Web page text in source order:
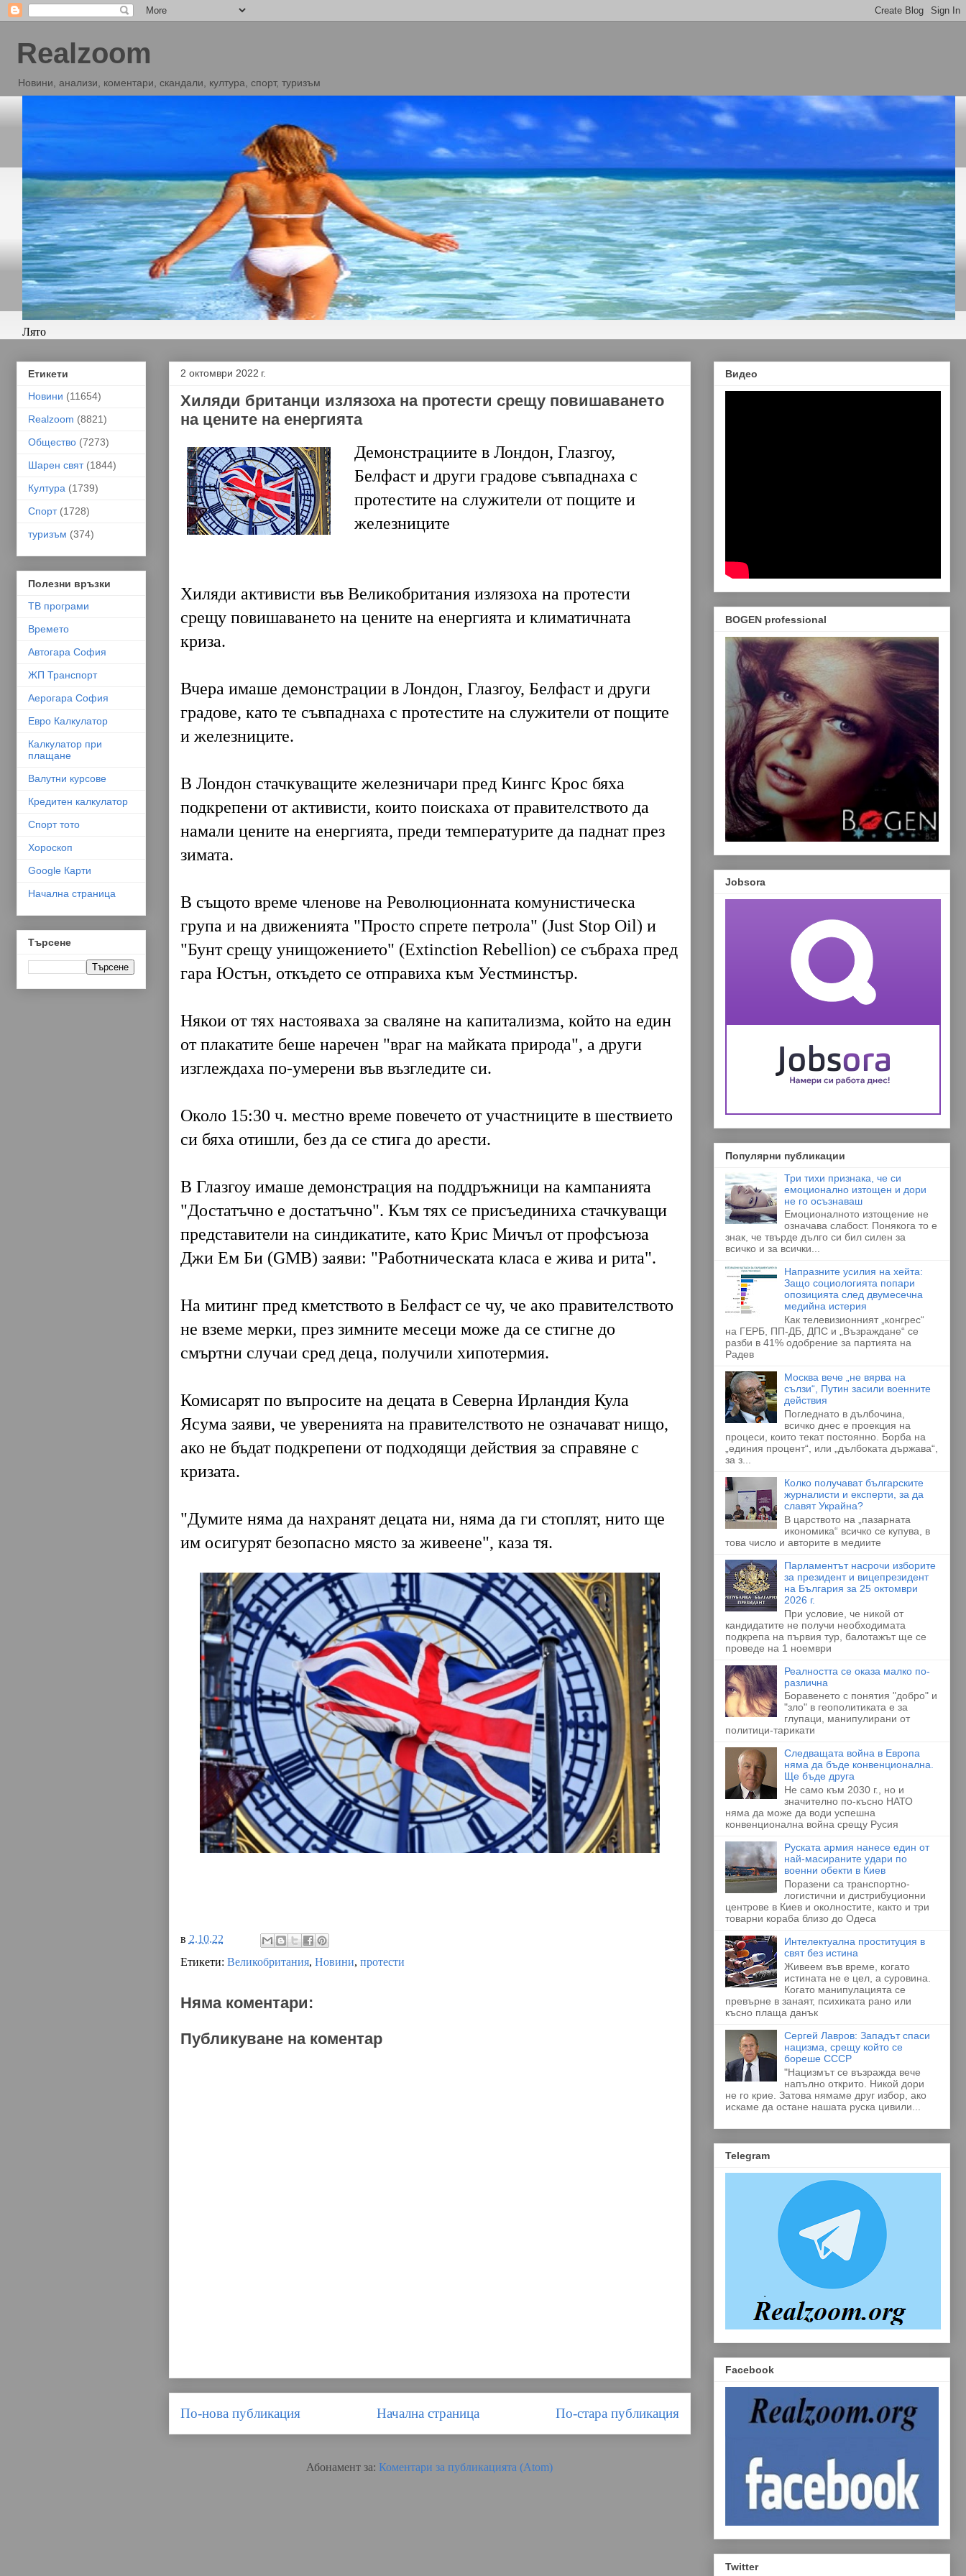
Realzoom
Новини, анализи, коментари, скандали, култура, спорт, туризъм
Лято
2 октомври 2022 г.
Хиляди британци излязоха на протести срещу повишаването
на цените на енергията
Демонстрациите в Лондон, Глазгоу,
Белфаст и други градове съвпаднаха с
протестите на служители от пощите и
железниците
Хиляди активисти във Великобритания излязоха на протести
срещу повишаването на цените на енергията и климатичната
криза.
Вчера имаше демонстрации в Лондон, Глазгоу, Белфаст и други
градове, като те съвпаднаха с протестите на служители от пощите
и железниците.
В Лондон стачкуващите железничари пред Кингс Крос бяха
подкрепени от активисти, които поискаха от правителството да
намали цените на енергията, преди температурите да паднат през
зимата.
В същото време членове на Революционната комунистическа
група и на движенията "Просто спрете петрола" (Just Stop Oil) и
"Бунт срещу унищожението" (Extinction Rebellion) се събраха пред
гара Юстън, откъдето се отправиха към Уестминстър.
Някои от тях настояваха за сваляне на капитализма, който на един
от плакатите беше наречен "враг на майката природа", а други
изглеждаха по-умерени във възгледите си.
Около 15:30 ч. местно време повечето от участниците в шествието
си бяха отишли, без да се стига до арести.
В Глазгоу имаше демонстрация на поддръжници на кампанията
"Достатъчно е достатъчно". Към тях се присъединиха стачкуващи
представители на синдикатите, като Крис Мичъл от профсъюза
Джи Ем Би (GMB) заяви: "Работническата класа е жива и рита".
На митинг пред кметството в Белфаст се чу, че ако правителството
не вземе мерки, през зимните месеци може да се стигне до
смъртни случаи сред деца, получили хипотермия.
Комисарят по въпросите на децата в Северна Ирландия Кула
Ясума заяви, че уверенията на правителството не означават нищо,
ако не бъдат подкрепени от подходящи действия за справяне с
кризата.
"Думите няма да нахранят децата ни, няма да ги стоплят, нито ще
им осигурят безопасно място за живеене", каза тя.
в 2.10.22
Етикети: Великобритания, Новини, протести
Няма коментари:
Публикуване на коментар
По-нова публикация По-стара публикация
Начална страница
Абонамент за: Коментари за публикацията (Atom)
Етикети
Новини (11654)
Realzoom (8821)
Общество (7273)
Шарен свят (1844)
Култура (1739)
Спорт (1728)
туризъм (374)
Полезни връзки
ТВ програми
Времето
Автогара София
ЖП Транспорт
Аерогара София
Евро Калкулатор
Калкулатор при
плащане
Валутни курсове
Кредитен калкулатор
Спорт тото
Хороскоп
Google Карти
Начална страница
Търсене
Видео
BOGEN professional
Jobsora
Популярни публикации
Три тихи признака, че си
емоционално изтощен и дори
не го осъзнаваш
Емоционалното изтощение не
означава слабост. Понякога то е
знак, че твърде дълго си бил силен за
всичко и за всички...
Напразните усилия на хейта:
Защо социологията попари
опозицията след двумесечна
медийна истерия
Как телевизионният „конгрес“
на ГЕРБ, ПП-ДБ, ДПС и „Възраждане“ се
разби в 41% одобрение за партията на
Радев
Москва вече „не вярва на
сълзи“, Путин засили военните
действия
Погледнато в дълбочина,
всичко днес е проекция на
процеси, които текат постоянно. Борба на
„единия процент“, или „дълбоката държава“,
за з...
Колко получават българските
журналисти и експерти, за да
славят Украйна?
В царството на „пазарната
икономика“ всичко се купува, в
това число и авторите в медиите
Парламентът насрочи изборите
за президент и вицепрезидент
на България за 25 октомври
2026 г.
При условие, че никой от
кандидатите не получи необходимата
подкрепа на първия тур, балотажът ще се
проведе на 1 ноември
Реалността се оказа малко по-
различна
Боравенето с понятия "добро" и
"зло" в геополитиката е за
глупаци, манипулирани от
политици-тарикати
Следващата война в Европа
няма да бъде конвенционална.
Ще бъде друга
Не само към 2030 г., но и
значително по-късно НАТО
няма да може да води успешна
конвенционална война срещу Русия
Руската армия нанесе един от
най-масираните удари по
военни обекти в Киев
Поразени са транспортно-
логистични и дистрибуционни
центрове в Киев и околностите, както и три
товарни кораба близо до Одеса
Интелектуална проституция в
свят без истина
Живеем във време, когато
истината не е цел, а суровина.
Когато манипулацията се
превърне в занаят, психиката рано или
късно плаща данък
Сергей Лавров: Западът спаси
нацизма, срещу който се
бореше СССР
"Нацизмът се възражда вече
напълно открито. Никой дори
не го крие. Затова нямаме друг избор, ако
искаме да остане нашата руска цивили...
Telegram
Facebook
Twitter